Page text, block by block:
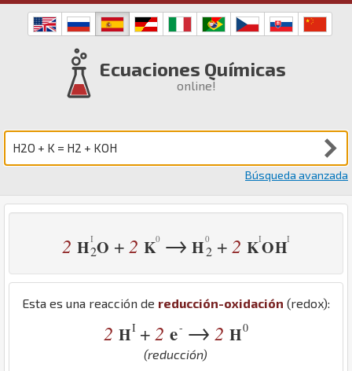
Ecuaciones Químicas
online!
Búsqueda avanzada
2 H2O + 2 K → H2 + 2 KOH
Esta es una reacción de reducción-oxidación (redox):
2 HI + 2 e- → 2 H0
(reducción)